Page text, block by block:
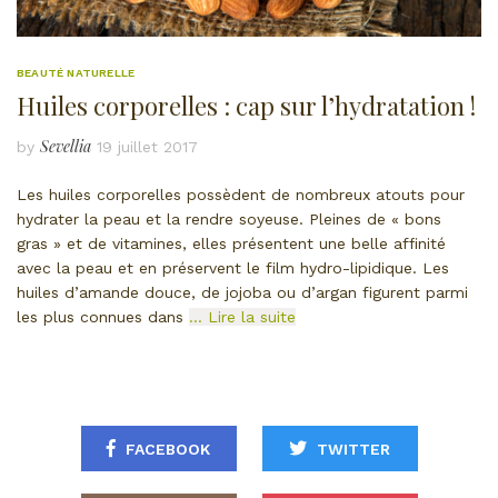
BEAUTÉ NATURELLE
Huiles corporelles : cap sur l’hydratation !
by Sevellia 19 juillet 2017
Les huiles corporelles possèdent de nombreux atouts pour
hydrater la peau et la rendre soyeuse. Pleines de « bons
gras » et de vitamines, elles présentent une belle affinité
avec la peau et en préservent le film hydro-lipidique. Les
huiles d’amande douce, de jojoba ou d’argan figurent parmi
les plus connues dans … Lire la suite
FACEBOOK TWITTER